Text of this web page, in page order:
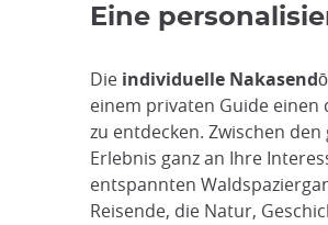
Eine
Die individuelle Nakasendō
einem privaten Guide
zu entdecken. Zwischen
Erlebnis ganz an Ihre
entspannten
Reisende, die Natur,